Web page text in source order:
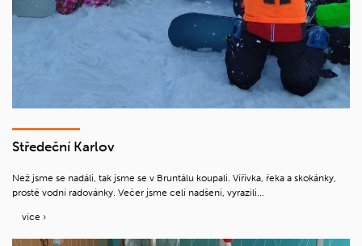
Středeční Karlov
Než jsme se nadáli, tak jsme se v Bruntálu koupali. Vířivka, řeka a skokánky,
prostě vodní radovánky. Večer jsme celí nadšení, vyrazili...
více ›